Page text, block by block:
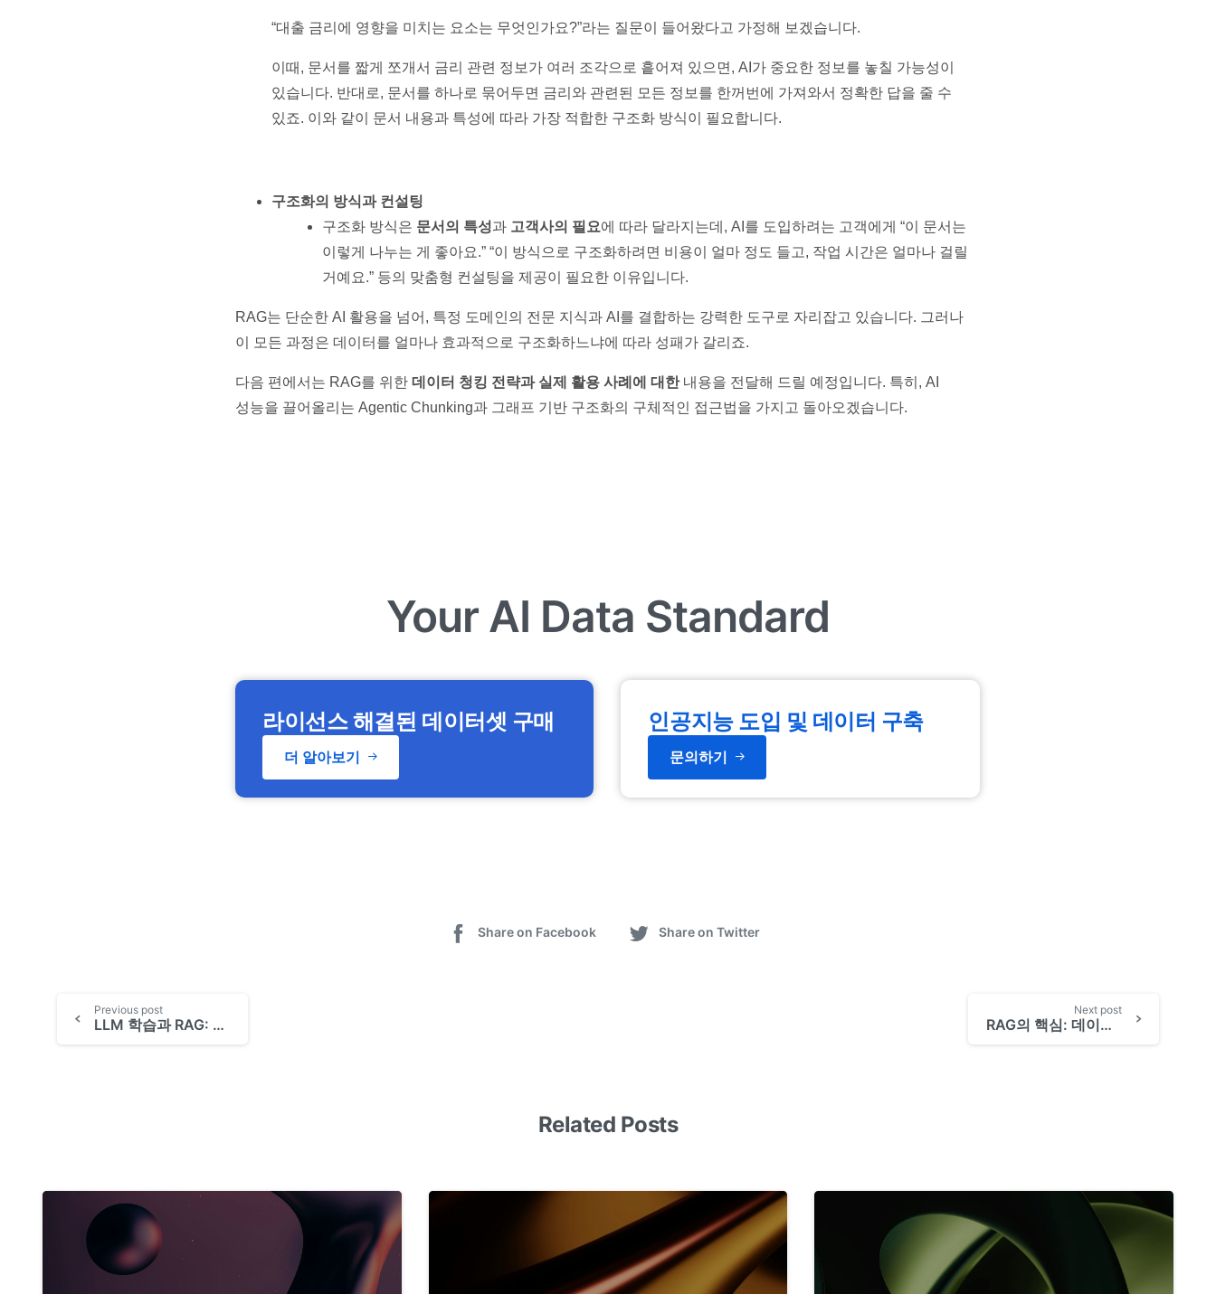
“대출 금리에 영향을 미치는 요소는 무엇인가요?”라는 질문이 들어왔다고 가정해 보겠습니다.
이때, 문서를 짧게 쪼개서 금리 관련 정보가 여러 조각으로 흩어져 있으면, AI가 중요한 정보를 놓칠 가능성이
있습니다. 반대로, 문서를 하나로 묶어두면 금리와 관련된 모든 정보를 한꺼번에 가져와서 정확한 답을 줄 수
있죠. 이와 같이 문서 내용과 특성에 따라 가장 적합한 구조화 방식이 필요합니다.
구조화의 방식과 컨설팅
구조화 방식은 문서의 특성과 고객사의 필요에 따라 달라지는데, AI를 도입하려는 고객에게 “이 문서는
이렇게 나누는 게 좋아요.” “이 방식으로 구조화하려면 비용이 얼마 정도 들고, 작업 시간은 얼마나 걸릴
거예요.” 등의 맞춤형 컨설팅을 제공이 필요한 이유입니다.
RAG는 단순한 AI 활용을 넘어, 특정 도메인의 전문 지식과 AI를 결합하는 강력한 도구로 자리잡고 있습니다. 그러나
이 모든 과정은 데이터를 얼마나 효과적으로 구조화하느냐에 따라 성패가 갈리죠.
다음 편에서는 RAG를 위한데이터 청킹 전략과 실제 활용 사례에 대한내용을 전달해 드릴 예정입니다. 특히, AI
성능을 끌어올리는 Agentic Chunking과 그래프 기반 구조화의 구체적인 접근법을 가지고 돌아오겠습니다.
Your AI Data Standard
라이선스 해결된 데이터셋 구매
더 알아보기
인공지능 도입 및 데이터 구축
문의하기
Share on Facebook Share on Twitter
Previous post
LLM 학습과 RAG: AI 더 똑똑하게 만들기
Next post
RAG의 핵심: 데이터 구조화와 청킹 기술의 진화
Related Posts